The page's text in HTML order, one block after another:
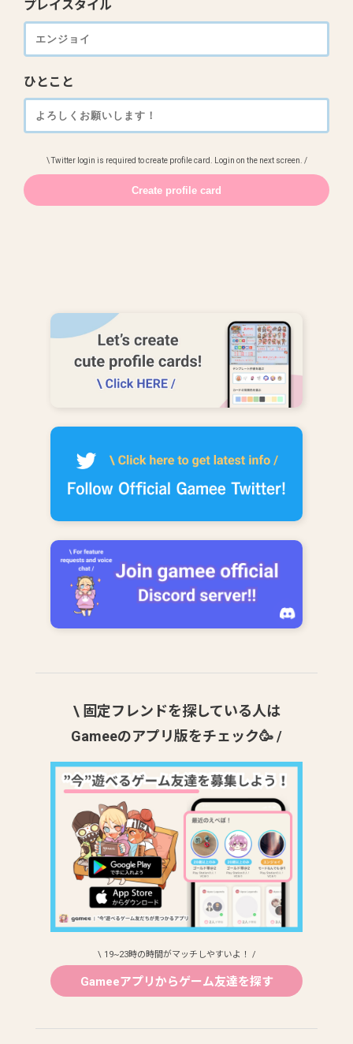
プレイスタイル
ひとこと
\ Twitter login is required to create profile card. Login on the next screen. /
\ 固定フレンドを探している人は
Gameeのアプリ版をチェック🥳 /
\ 19~23時の時間がマッチしやすいよ！ /
Gameeアプリからゲーム友達を探す